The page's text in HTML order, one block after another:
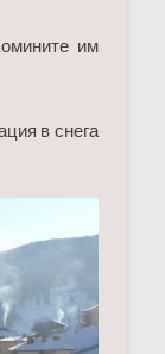
им
в снега